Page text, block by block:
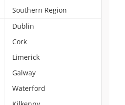
Southern Region
Dublin
Cork
Limerick
Galway
Waterford